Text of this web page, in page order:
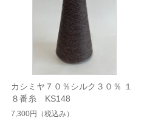
カシミヤ７０％シルク３０％ １
８番糸 KS148
7,300円 （税込み）